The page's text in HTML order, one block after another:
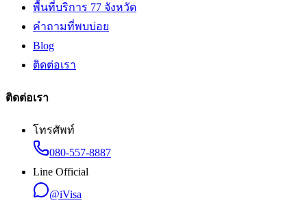
พื้นที่บริการ 77 จังหวัด
คำถามที่พบบ่อย
Blog
ติดต่อเรา
ติดต่อเรา
โทรศัพท์
080-557-8887
Line Official
@iVisa